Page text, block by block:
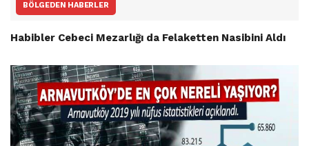
BÖLGEDEN HABERLER
Habibler Cebeci Mezarlığı da Felaketten Nasibini Aldı